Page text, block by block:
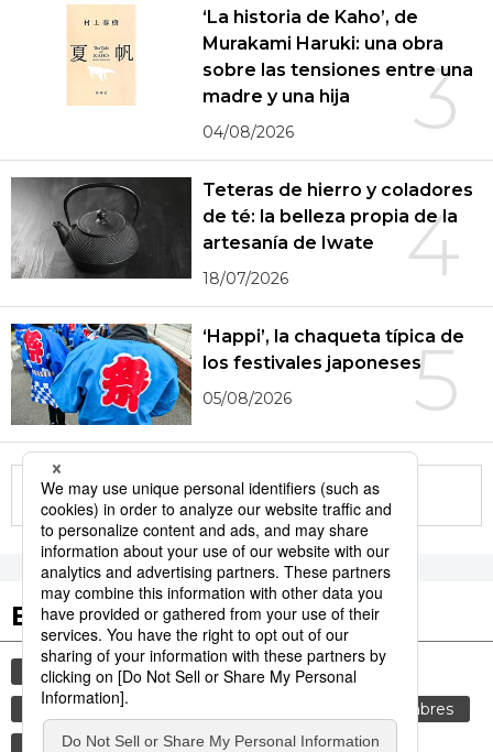
3
‘La historia de Kaho’, de
Murakami Haruki: una obra
sobre las tensiones entre una
madre y una hija
04/08/2026
4
Teteras de hierro y coladores
de té: la belleza propia de la
artesanía de Iwate
18/07/2026
5
‘Happi’, la chaqueta típica de
los festivales japoneses
05/08/2026
More in this series
Etiquetas destacadas
cultura gastronomía vida
comida
cortesía
costumbres
alimentos
gastronomía japonesa